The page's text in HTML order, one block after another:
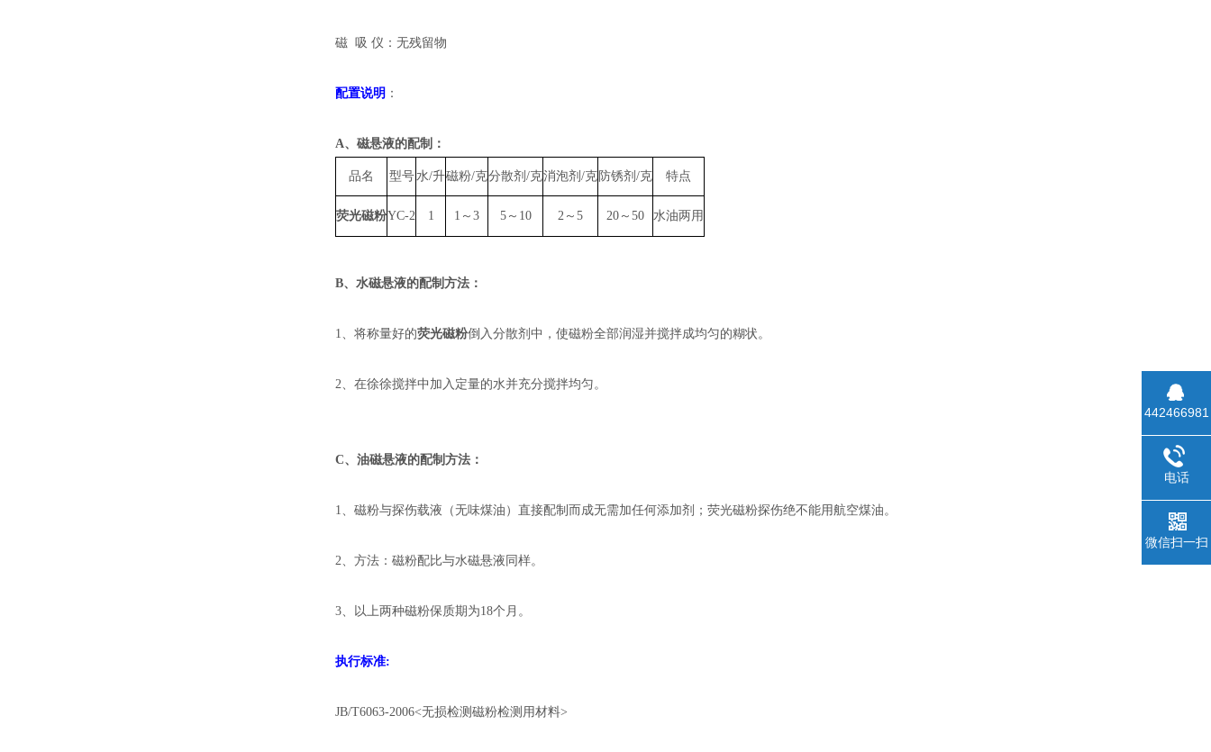
磁 吸 仪：无残留物
配置说明 ：
A、 磁悬液的配制：
品名 型号水/升磁粉/克分散剂/克消泡剂/克 防锈剂/克 特点
荧光磁粉YC-2 1 1～3 5～10 2～5 20～50 水油两用
B、 水磁悬液的配制方法：
1、将称量好的荧光磁粉倒入分散剂中，使磁粉全部润湿并搅拌成均匀的糊状。
2、在徐徐搅拌中加入定量的水并充分搅拌均匀。
C、 油磁悬液的配制方法：
1、磁粉与探伤载液（无味煤油）直接配制而成无需加任何添加剂；荧光磁粉探伤绝不能用航空煤油。
2、方法：磁粉配比与水磁悬液同样。
3、以上两种磁粉保质期为18个月。
执行标准:
JB/T6063-2006<无损检测磁粉检测用材料>
442466981
电话
微信扫一扫